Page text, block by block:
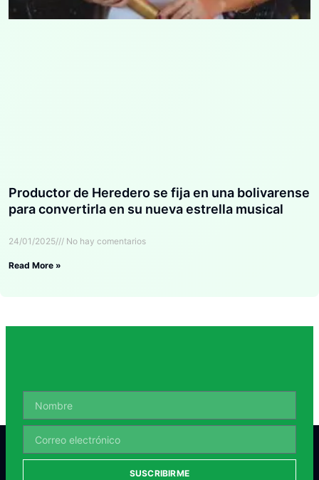
Productor de Heredero se fija en una bolivarense
para convertirla en su nueva estrella musical
24/01/2025 No hay comentarios
Read More »
SUSCRIBIRME